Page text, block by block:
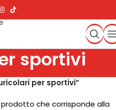
sportivi
per sportivi”
che corrisponde alla